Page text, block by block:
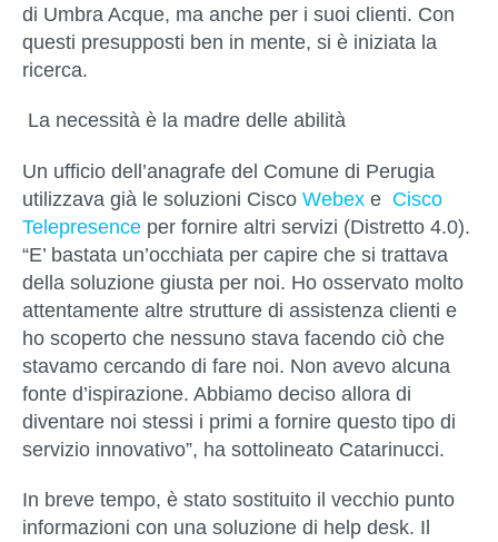
di Umbra Acque, ma anche per i suoi clienti. Con
questi presupposti ben in mente, si è iniziata la
ricerca.
La necessità è la madre delle abilità
Un ufficio dell’anagrafe del Comune di Perugia
utilizzava già le soluzioni Cisco Webex e Cisco
Telepresence per fornire altri servizi (Distretto 4.0).
“E’ bastata un’occhiata per capire che si trattava
della soluzione giusta per noi. Ho osservato molto
attentamente altre strutture di assistenza clienti e
ho scoperto che nessuno stava facendo ciò che
stavamo cercando di fare noi. Non avevo alcuna
fonte d’ispirazione. Abbiamo deciso allora di
diventare noi stessi i primi a fornire questo tipo di
servizio innovativo”, ha sottolineato Catarinucci.
In breve tempo, è stato sostituito il vecchio punto
informazioni con una soluzione di help desk. Il